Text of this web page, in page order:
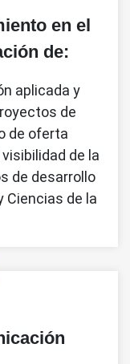
en el
de:
aplicada y
de
de oferta
de la
de desarrollo
Ciencias de la